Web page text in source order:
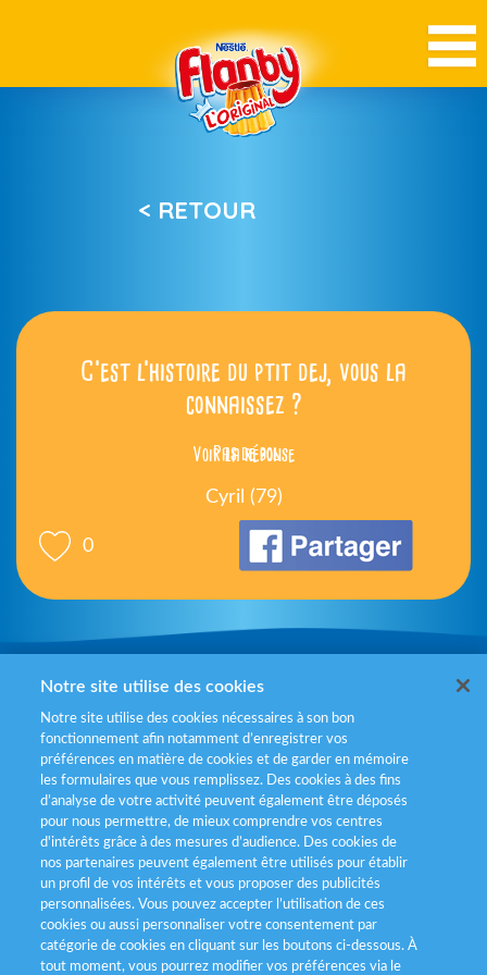
< RETOUR
C’est l’histoire du ptit dej, vous la
connaissez ?
Voir la réponse
Pas de bol
0
Cyril (79)
Mentions légales
Politiques de gestion des cookies
Politique données personnelles
Services consommateurs
Déclaration d’accessibilité
Notre site utilise des cookies
Notre site utilise des cookies nécessaires à son bon
fonctionnement afin notamment d’enregistrer vos
préférences en matière de cookies et de garder en mémoire
les formulaires que vous remplissez. Des cookies à des fins
d’analyse de votre activité peuvent également être déposés
pour nous permettre, de mieux comprendre vos centres
d'intérêts grâce à des mesures d’audience. Des cookies de
nos partenaires peuvent également être utilisés pour établir
un profil de vos intérêts et vous proposer des publicités
personnalisées. Vous pouvez accepter l’utilisation de ces
cookies ou aussi personnaliser votre consentement par
catégorie de cookies en cliquant sur les boutons ci-dessous. À
tout moment, vous pourrez modifier vos préférences via le